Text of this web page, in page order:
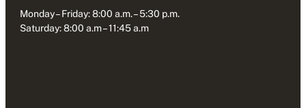
Monday – Friday: 8:00 a.m. – 5:30 p.m.
Saturday: 8:00 a.m – 11:45 a.m